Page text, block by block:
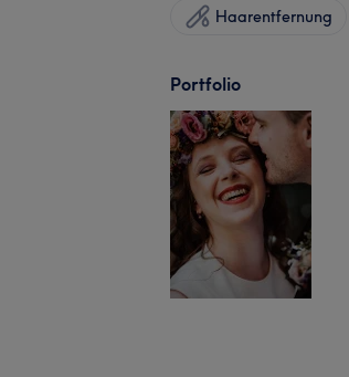
Haarentfernung
Portfolio